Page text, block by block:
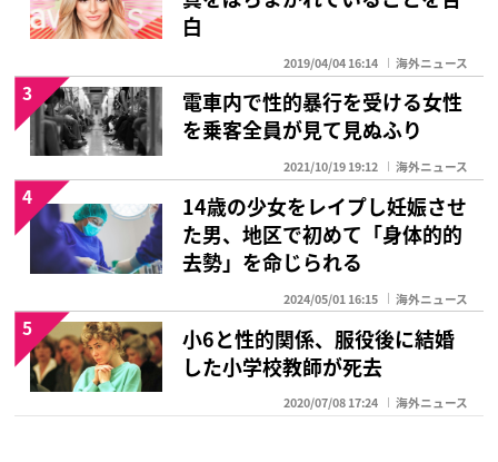
白
2019/04/04 16:14 海外ニュース
電車内で性的暴行を受ける女性
を乗客全員が見て見ぬふり
2021/10/19 19:12 海外ニュース
3
14歳の少女をレイプし妊娠させ
た男、地区で初めて「身体的的
去勢」を命じられる
2024/05/01 16:15 海外ニュース
4
小6と性的関係、服役後に結婚
した小学校教師が死去
2020/07/08 17:24 海外ニュース
5